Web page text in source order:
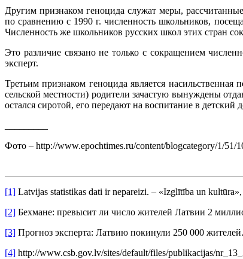
Другим признаком геноцида служат меры,
по сравнению с 1990 г. численность школьников,
Численность же школьников русских школ этих стран
Это различие связано не только с сокращением
эксперт.
Третьим признаком геноцида является
сельской местности) родители зачастую вынуждены
остался сиротой, его передают на воспитание в
Фото – http://www.epochtimes.ru/content/blogcategory/1/51/
[1] Latvijas statistikas dati ir nepareizi. – «Izglītība un
[2] Бехмане: превысит ли число жителей Латвии 2
[3] Прогноз эксперта: Латвию покинули 250 000
[4] http://www.csb.gov.lv/sites/default/files/publikacijas/